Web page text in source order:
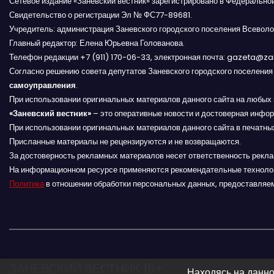
а
п
и
с
я
м
Свидетельство о регистрации Эл № ФС77-89681.
Учредитель: администрация Заневского городского поселения
Главный редактор: Елена Юрьевна Голованова.
Телефон редакции +7 (911) 170-06-33, электронная почта:
Согласно решению совета депутатов Заневского городского поселения
самоуправления.
При использовании оригинальных материалов данного сайта на
«Заневский вестник» – это оперативные новости и достоверная
При использовании оригинальных материалов данного сайта в
Присланные материалы не рецензируются и не возвращаются.
За достоверность рекламных материалов несет ответственность
На информационном ресурсе применяются рекомендательные
Политикав отношении обработки персональных данных,